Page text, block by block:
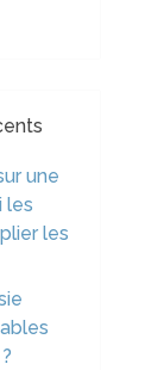
une
les
les